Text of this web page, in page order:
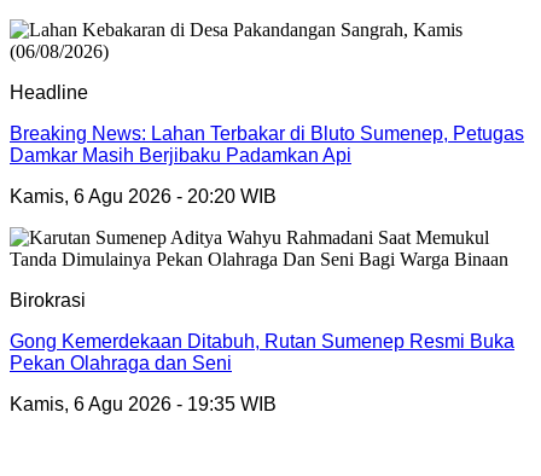
Headline
Breaking News: Lahan Terbakar di Bluto Sumenep, Petugas
Damkar Masih Berjibaku Padamkan Api
Kamis, 6 Agu 2026 - 20:20 WIB
Birokrasi
Gong Kemerdekaan Ditabuh, Rutan Sumenep Resmi Buka
Pekan Olahraga dan Seni
Kamis, 6 Agu 2026 - 19:35 WIB